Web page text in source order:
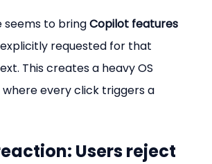
seems to bring Copilot features
requested for that
This creates a heavy OS
every click triggers a
Users reject